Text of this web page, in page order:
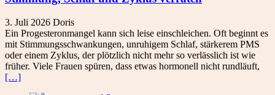
3. Juli 2026 Doris
Ein Progesteronmangel kann sich leise einschleichen. Oft beginnt es
mit Stimmungsschwankungen, unruhigem Schlaf, stärkerem PMS
oder einem Zyklus, der plötzlich nicht mehr so verlässlich ist wie
früher. Viele Frauen spüren, dass etwas hormonell nicht rundläuft,
[…]